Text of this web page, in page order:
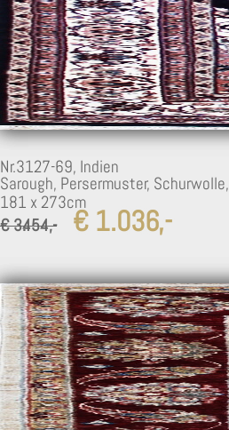
Nr.3127-69, Indien
Sarough, Persermuster, Schurwolle,
181 x 273cm
€ 3.454,-
€ 1.036,-